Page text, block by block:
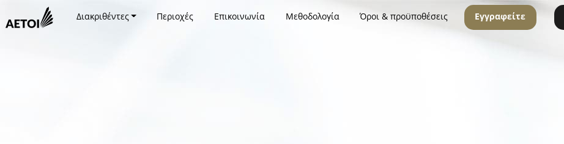
Διακριθέντες Περιοχές Επικοινωνία Μεθοδολογία Όροι & προϋποθέσεις Εγγραφείτε